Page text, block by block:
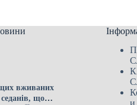
вживаних
що